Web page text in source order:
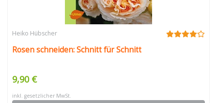
Heiko Hübscher
Rosen schneiden: Schnitt für Schnitt
9,90 €
inkl. gesetzlicher MwSt.